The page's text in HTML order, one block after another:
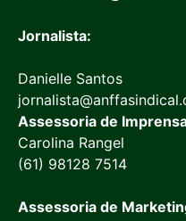
Jornalista:
Danielle Santos
Assessoria de
Carolina Rangel
(61) 98128 7514
Assessoria de